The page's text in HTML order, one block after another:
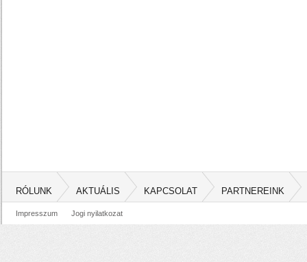
RÓLUNK AKTUÁLIS KAPCSOLAT PARTNEREINK
Impresszum Jogi nyilatkozat